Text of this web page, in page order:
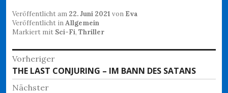
Veröffentlicht am 22. Juni 2021 von Eva
Veröffentlicht inAllgemein
Markiert mit Sci-Fi, Thriller
Beitragsnavigation
Vorheriger
Vorheriger
Beitrag:
THE LAST CONJURING – IM BANN DES SATANS
Nächster